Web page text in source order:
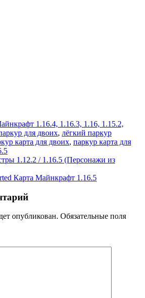
1.16.4, 1.16.3, 1.16, 1.15.2,
для двоих, лёгкий паркур
карта для двоих, паркур карта для
1.12.2 / 1.16.5 (Персонажи из
Карта Майнкрафт 1.16.5
опубликован. Обязательные поля